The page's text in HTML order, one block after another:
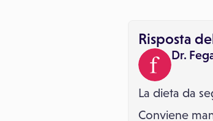
Risposta
Dr.
La dieta da
Conviene